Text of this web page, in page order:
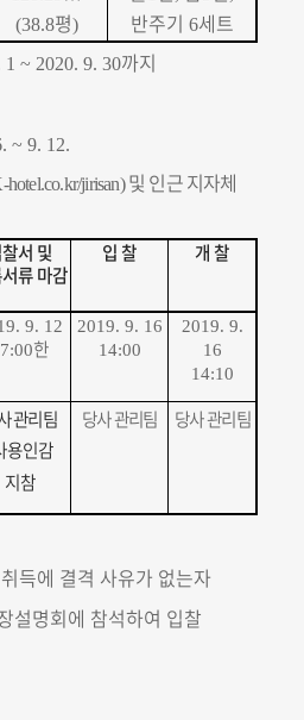
(38.8평) 반주기 6세트
1 ~ 2020. 9. 30까지
~ 9. 12.
jirisan) 및 인근 지자체
서 및
류 마감
입 찰 개 찰
9. 12
한
2019. 9. 16
14:00
2019. 9.
16
14:10
관리팀
용인감
지참
당사 관리팀 당사 관리팀
득에 결격 사유가 없는자
설명회에 참석하여 입찰